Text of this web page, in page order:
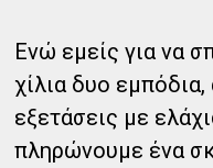
Ενώ εμείς για να
χίλια δυο
εξετάσεις με
πληρώνουμε ένα